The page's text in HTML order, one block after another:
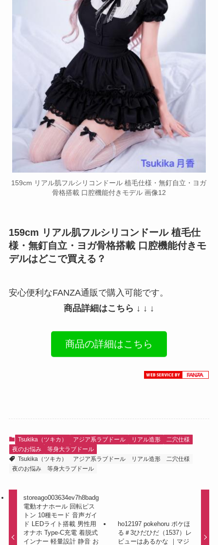
159cm リアル肌フルシリコンドール 植毛仕様・無釘自立・ヨガ
骨格搭載 口腔機能付きモデル 画像12
159cm リアル肌フルシリコンドール 植毛仕
様・無釘自立・ヨガ骨格搭載 口腔機能付きモ
デルはどこで買える？
安心便利なFANZA通販で購入可能です。
商品詳細はこちら ↓ ↓ ↓
商品の詳細はこちら
Tsukika（ツキカ） アジア系ラブドール リアル造形
二穴仕様
夜のお悩み
等身大ラブドール
Tsukika（ツキカ）
アジア系ラブドール リアル造形
二穴仕様
夜のお悩み
等身大ラブドール
storeago003634ev7h8badg
電動オナホール 回転ピス
トン 10種モード 音声ガイ
ド LEDライト搭載 男性用
オナホ Type-C充電 着脱式
インナー 軽量設計 静音 お
ho12197 pokehoru ポケほ
る＃3ひだひだ（1537）レ
ビューはあるかな ｜マジ